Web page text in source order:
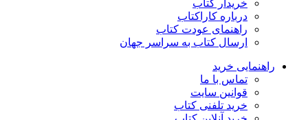
خریدار کتاب
درباره کاراکتاب
راهنمای عودت کتاب
ارسال کتاب به سراسر جهان
راهنمایی خرید
تماس با ما
قوانین سایت
خرید تلفنی کتاب